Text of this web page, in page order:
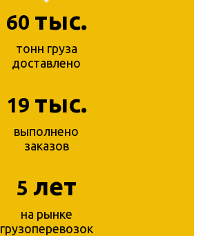
60 тыс.
тонн груза
доставлено
19 тыс.
выполнено
заказов
5 лет
на рынке
грузоперевозок